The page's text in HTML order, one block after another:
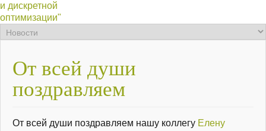
и дискретной
оптимизации"
От всей души
поздравляем
От всей души поздравляем нашу коллегу Елену